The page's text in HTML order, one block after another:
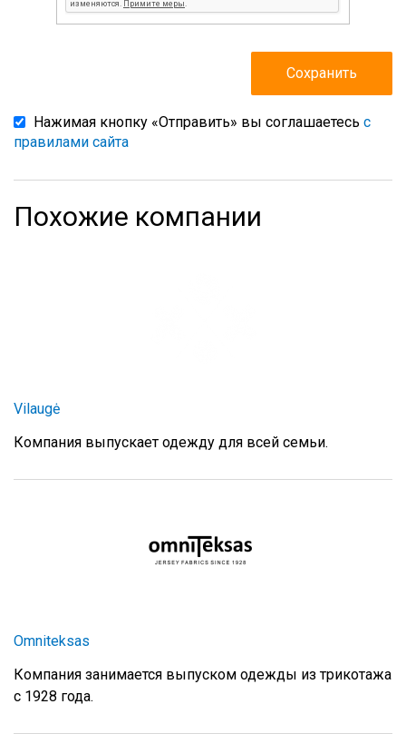
Нажимая кнопку «Отправить» вы соглашаетесь с
правилами сайта
Похожие компании
Vilaugė
Компания выпускает одежду для всей семьи.
Omniteksas
Компания занимается выпуском одежды из трикотажа
с 1928 года.